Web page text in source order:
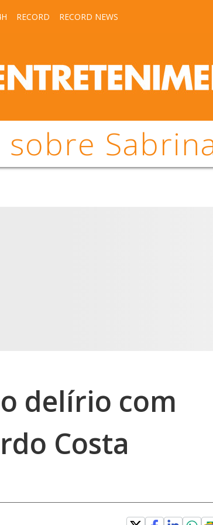
RECORD RECORD NEWS
delírio com
Costa